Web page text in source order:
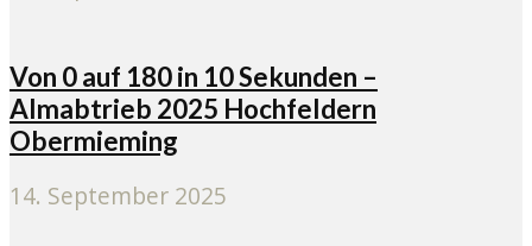
Von 0 auf 180 in 10 Sekunden –
Almabtrieb 2025 Hochfeldern
Obermieming
14. September 2025